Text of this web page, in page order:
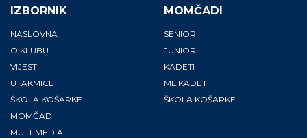
IZBORNIK
NASLOVNA
O KLUBU
VIJESTI
UTAKMICE
ŠKOLA KOŠARKE
MOMČADI
MULTIMEDIA
MOMČADI
SENIORI
JUNIORI
KADETI
ML.KADETI
ŠKOLA KOŠARKE